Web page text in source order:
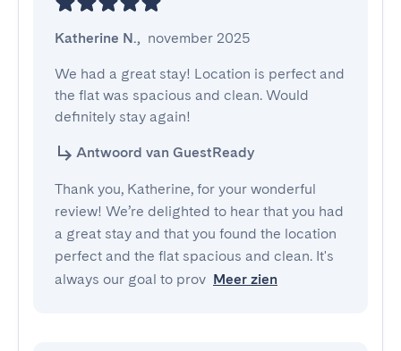
Katherine N., november 2025
We had a great stay! Location is perfect and
the flat was spacious and clean. Would
definitely stay again!
Antwoord van GuestReady
Thank you, Katherine, for your wonderful
review! We’re delighted to hear that you had
a great stay and that you found the location
perfect and the flat spacious and clean. It's
always our goal to prov Meer zien